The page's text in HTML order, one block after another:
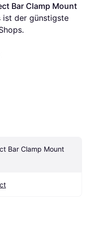
Bar Clamp Mount
ist der günstigste
Bar Clamp Mount